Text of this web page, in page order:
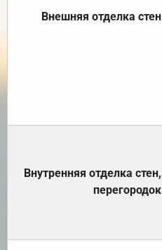
Внешняя отделка стен
Внутренняя отделка стен,
перегородок